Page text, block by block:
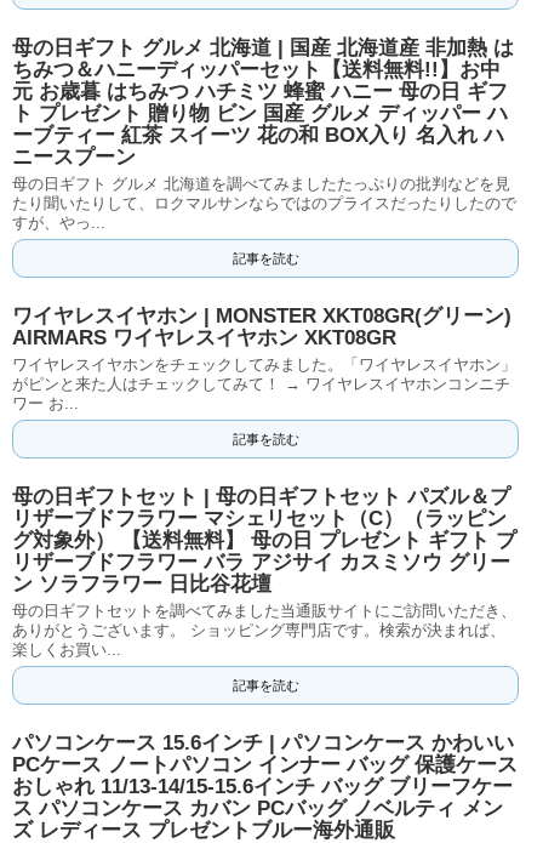
母の日ギフト グルメ 北海道 | 国産 北海道産 非加熱 は
ちみつ＆ハニーディッパーセット【送料無料!!】お中
元 お歳暮 はちみつ ハチミツ 蜂蜜 ハニー 母の日 ギフ
ト プレゼント 贈り物 ビン 国産 グルメ ディッパー ハ
ーブティー 紅茶 スイーツ 花の和 BOX入り 名入れ ハ
ニースプーン
母の日ギフト グルメ 北海道を調べてみましたたっぷりの批判などを見
たり聞いたりして、ロクマルサンならではのプライスだったりしたので
すが、やっ...
記事を読む
ワイヤレスイヤホン | MONSTER XKT08GR(グリーン)
AIRMARS ワイヤレスイヤホン XKT08GR
ワイヤレスイヤホンをチェックしてみました。「ワイヤレスイヤホン」
がピンと来た人はチェックしてみて！ → ワイヤレスイヤホンコンニチ
ワー お...
記事を読む
母の日ギフトセット | 母の日ギフトセット パズル＆プ
リザーブドフラワー マシェリセット（C）（ラッピン
グ対象外） 【送料無料】 母の日 プレゼント ギフト プ
リザーブドフラワー バラ アジサイ カスミソウ グリー
ン ソラフラワー 日比谷花壇
母の日ギフトセットを調べてみました当通販サイトにご訪問いただき、
ありがとうございます。 ショッピング専門店です。検索が決まれば、
楽しくお買い...
記事を読む
パソコンケース 15.6インチ | パソコンケース かわいい
PCケース ノートパソコン インナー バッグ 保護ケース
おしゃれ 11/13-14/15-15.6インチ バッグ ブリーフケー
ス パソコンケース カバン PCバッグ ノベルティ メン
ズ レディース プレゼントブルー海外通販